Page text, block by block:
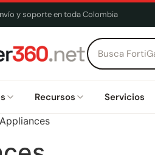
y soporte en toda Colombia
Recursos Servicios